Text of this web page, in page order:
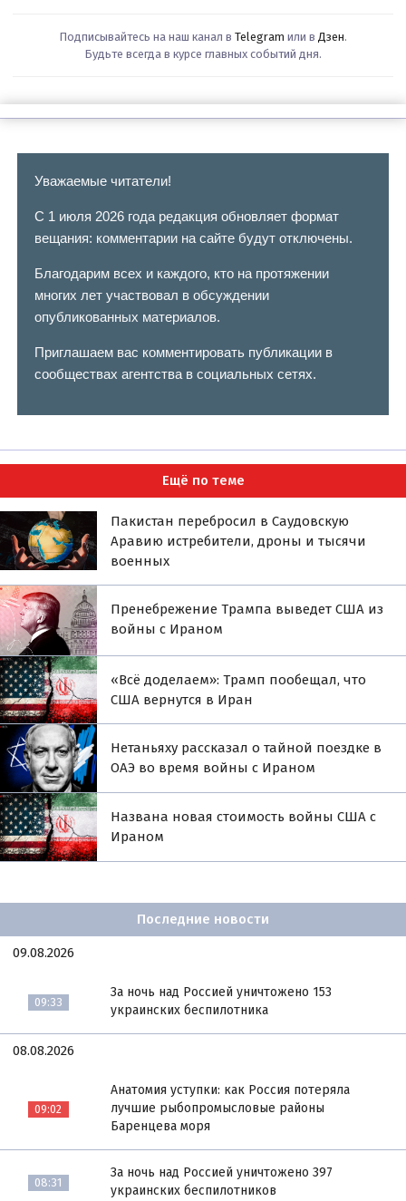
Подписывайтесь на наш канал в Telegram или в Дзен.
Будьте всегда в курсе главных событий дня.
Уважаемые читатели!
С 1 июля 2026 года редакция обновляет формат
вещания: комментарии на сайте будут отключены.
Благодарим всех и каждого, кто на протяжении
многих лет участвовал в обсуждении
опубликованных материалов.
Приглашаем вас комментировать публикации в
сообществах агентства в социальных сетях.
Ещё по теме
Пакистан перебросил в Саудовскую
Аравию истребители, дроны и тысячи
военных
Пренебрежение Трампа выведет США из
войны с Ираном
«Всё доделаем»: Трамп пообещал, что
США вернутся в Иран
Нетаньяху рассказал о тайной поездке в
ОАЭ во время войны с Ираном
Названа новая стоимость войны США с
Ираном
Последние новости
09.08.2026
09:33
За ночь над Россией уничтожено 153
украинских беспилотника
08.08.2026
09:02
Анатомия уступки: как Россия потеряла
лучшие рыбопромысловые районы
Баренцева моря
08:31
За ночь над Россией уничтожено 397
украинских беспилотников